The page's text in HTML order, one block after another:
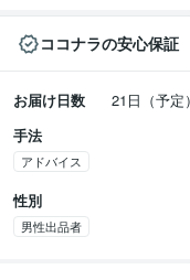
ココナラの安心保証
お届け日数
21日（予定）
手法
アドバイス
性別
男性出品者